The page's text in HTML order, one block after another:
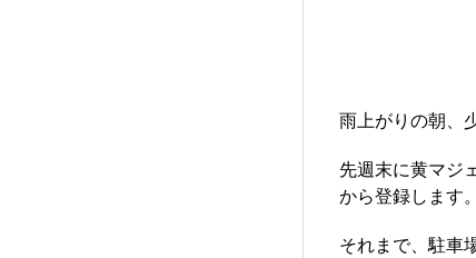
雨上がりの朝、
先週末に黄マジ
から登録します。
それまで、駐車